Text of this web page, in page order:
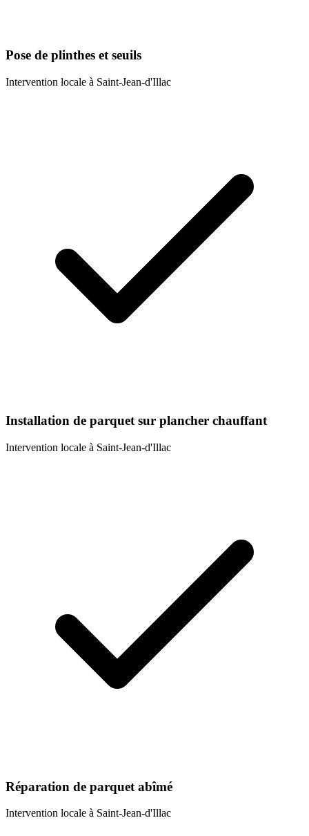
Pose de plinthes et seuils
Intervention locale à Saint-Jean-d'Illac
Installation de parquet sur plancher chauffant
Intervention locale à Saint-Jean-d'Illac
Réparation de parquet abîmé
Intervention locale à Saint-Jean-d'Illac